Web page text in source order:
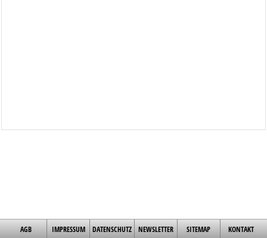
AGB IMPRESSUM DATENSCHUTZ NEWSLETTER SITEMAP KONTAKT